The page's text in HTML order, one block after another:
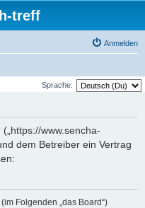
treff
Anmelden
Sprache:
www.sencha-
dem Betreiber ein Vertrag
Folgenden „das Board“)